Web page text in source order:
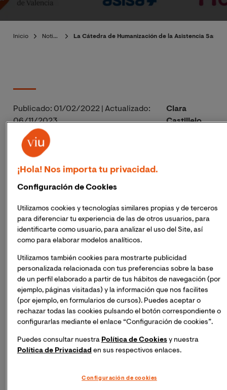
Inicio Noticias La Cátedra de Humanización de la Asistencia
Publicado: 01/02/2022
Actualizado:
06/11/2023
Clara
Castillejo
La traducción de los manuales, que se pueden
descargar gratuitamente, permite que estos
puntos del globo de habla no hispana
La iniciativa se enmarca dentro del propósito de la
Cátedra de universalizar y fomentar la
humanización de la asistencia sanitaria
La humanización de la asistencia sanitaria es
fundamental para el progreso de nuestras sociedades.
Por ello, la Cátedra de Humanización de la Asistencia
Sanitaria de la Universidad Internacional de Valencia,
Fundación ASISA y Proyecto HUCI, trabaja en diversas
iniciativas para contribuir a lograr este objetivo. La
acción más reciente acometida en este sentido por la
Cátedra, es la financiación de la traducción al inglés del
Buenas Prácticas de Humanización en los Servicios
¡Hola! Nos importa tu privacidad.
Configuración de Cookies
Utilizamos cookies y tecnologías similares propias y de terceros
para diferenciar tu experiencia de las de otros usuarios, para
identificarte como usuario, para analizar el uso del Site, así
como para elaborar modelos analíticos.
Utilizamos también cookies para mostrarte publicidad
personalizada relacionada con tus preferencias sobre la base
de un perfil elaborado a partir de tus hábitos de navegación (por
ejemplo, páginas visitadas) y la información que nos facilites
(por ejemplo, en formularios de cursos). Puedes aceptar o
rechazar todas las cookies pulsando el botón correspondiente o
configurarlas mediante el enlace “Configuración de cookies”.
Puedes consultar nuestra Política de Cookiesy nuestra
Política de Privacidad en sus respectivos enlaces.
Configuración de cookies